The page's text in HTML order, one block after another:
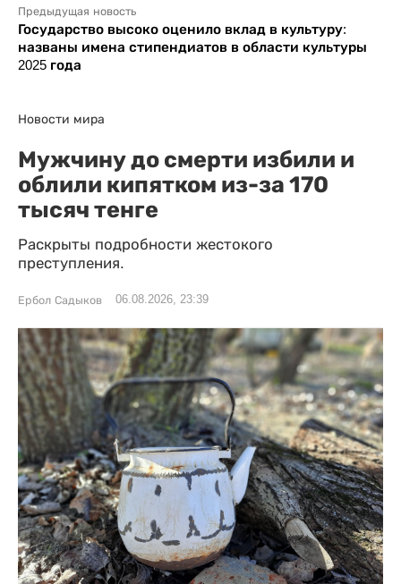
Предыдущая новость
Государство высоко оценило вклад в культуру:
названы имена стипендиатов в области культуры
2025 года
Новости мира
Мужчину до смерти избили и
облили кипятком из-за 170
тысяч тенге
Раскрыты подробности жестокого
преступления.
Ербол Садыков 06.08.2026, 23:39